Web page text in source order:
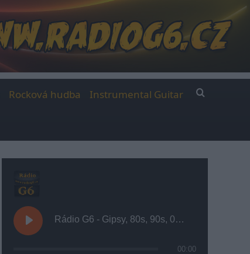
Rocková hudba Instrumental Guitar
Rádio G6 - Gipsy, 80s, 90s, 00s
00:00